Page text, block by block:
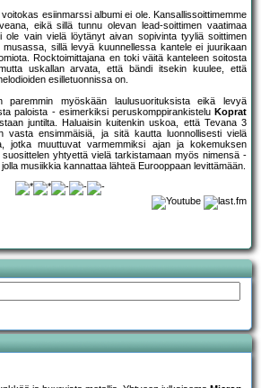
esiinmarssi albumi ei ole. Kansallissoittimemme
eikä sillä tunnu olevan lead-soittimen vaatimaa
ole vain vielä löytänyt aivan sopivinta tyyliä soittimen
sillä levyä kuunnellessa kantele ei juurikaan
Rocktoimittajana en toki väitä kanteleen soitosta
uskallan arvata, että bändi itsekin kuulee, että
esilletuonnissa on.
myöskään laulusuorituksista eikä levyä
paloista - esimerkiksi peruskomppirankistelu Koprat
juntilta. Haluaisin kuitenkin uskoa, että Tevana 3
vasta ensimmäisiä, ja sitä kautta luonnollisesti vielä
jotka muuttuvat varmemmiksi ajan ja kokemuksen
yhtyettä vielä tarkistamaan myös nimensä -
musiikkia kannattaa lähteä Eurooppaan levittämään.